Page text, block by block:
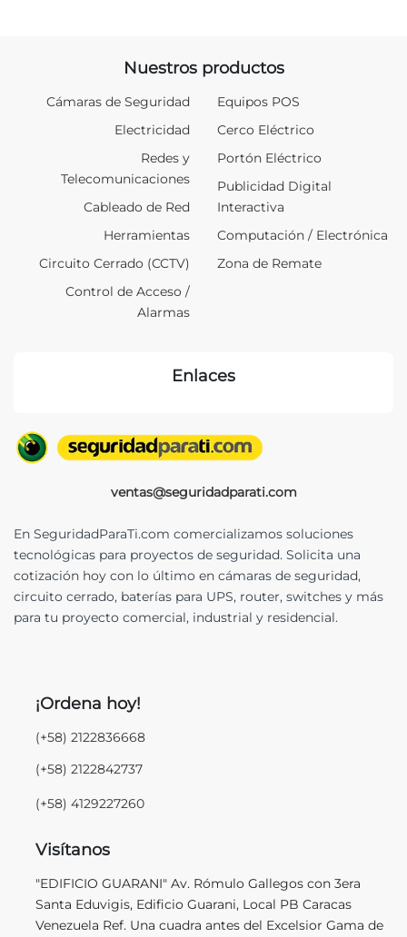
ventas@seguridadparati.com
En SeguridadParaTi.com comercializamos soluciones
tecnológicas para proyectos de seguridad. Solicita una
cotización hoy con lo último en cámaras de seguridad,
circuito cerrado, baterías para UPS, router, switches y más
para tu proyecto comercial, industrial y residencial.
¡Ordena hoy!
(+58) 2122836668
(+58) 2122842737
(+58) 4129227260
Visítanos
"EDIFICIO GUARANI" Av. Rómulo Gallegos con 3era
Santa Eduvigis, Edificio Guarani, Local PB Caracas
Venezuela Ref. Una cuadra antes del Excelsior Gama de
Nuestros productos
Cámaras de Seguridad
Electricidad
Redes y
Telecomunicaciones
Cableado de Red
Herramientas
Circuito Cerrado (CCTV)
Control de Acceso /
Alarmas
Equipos POS
Cerco Eléctrico
Portón Eléctrico
Publicidad Digital
Interactiva
Computación / Electrónica
Zona de Remate
Enlaces